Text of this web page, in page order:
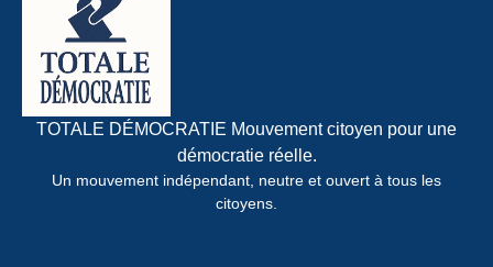
TOTALE DÉMOCRATIE Mouvement citoyen pour une
démocratie réelle.
Un mouvement indépendant, neutre et ouvert à tous les
citoyens.